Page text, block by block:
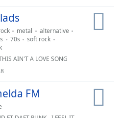
metal
alternative
70s
soft rock
AIN'T A LOVE SONG
FM